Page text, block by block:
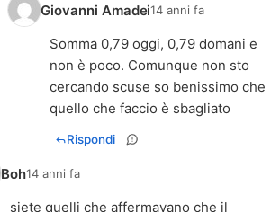
Giovanni Amadei14 anni fa
Somma 0,79 oggi, 0,79 domani e
non è poco. Comunque non sto
cercando scuse so benissimo che
quello che faccio è sbagliato
Rispondi
Boh14 anni fa
siete quelli che affermavano che il